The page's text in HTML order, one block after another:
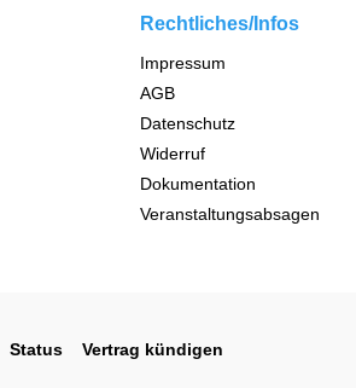
Rechtliches/Infos
Impressum
AGB
Datenschutz
Widerruf
Dokumentation
Veranstaltungsabsagen
Status Vertrag kündigen